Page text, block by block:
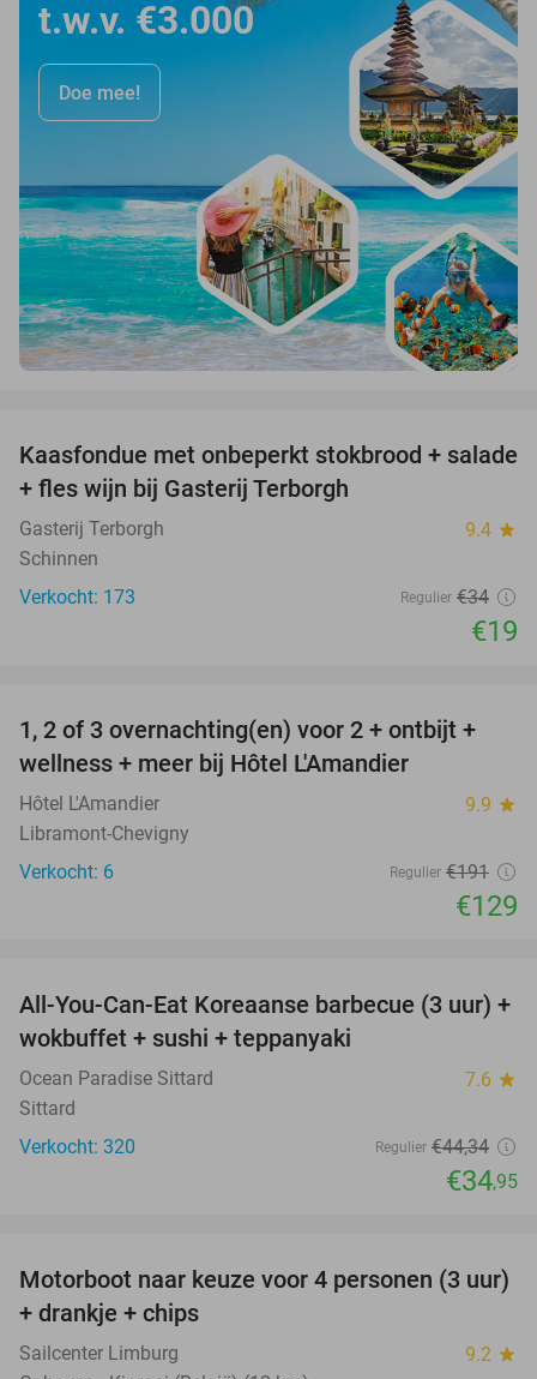
t.w.v. €3.000
Doe mee!
44%
Kaasfondue met onbeperkt stokbrood + salade
+ fles wijn bij Gasterij Terborgh
Gasterij Terborgh 9.4 star
Schinnen
Verkocht: 173
Regulier €34
€19
32%
TODAY
1, 2 of 3 overnachting(en) voor 2 + ontbijt +
wellness + meer bij Hôtel L'Amandier
Hôtel L'Amandier 9.9 star
Libramont-Chevigny
Verkocht: 6
Regulier €191
€129
21%
All-You-Can-Eat Koreaanse barbecue (3 uur) +
wokbuffet + sushi + teppanyaki
Ocean Paradise Sittard 7.6 star
Sittard
Verkocht: 320
Regulier €44,34
€34,95
31%
Motorboot naar keuze voor 4 personen (3 uur)
+ drankje + chips
Sailcenter Limburg 9.2 star